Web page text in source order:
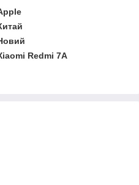
Redmi 7A